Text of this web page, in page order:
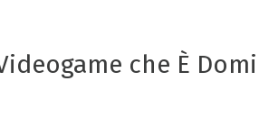
che È